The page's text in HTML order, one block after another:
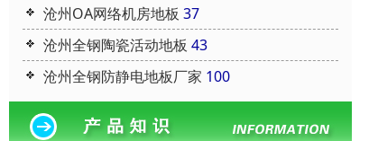
沧州OA网络机房地板 37
沧州全钢陶瓷活动地板 43
沧州全钢防静电地板厂家 100